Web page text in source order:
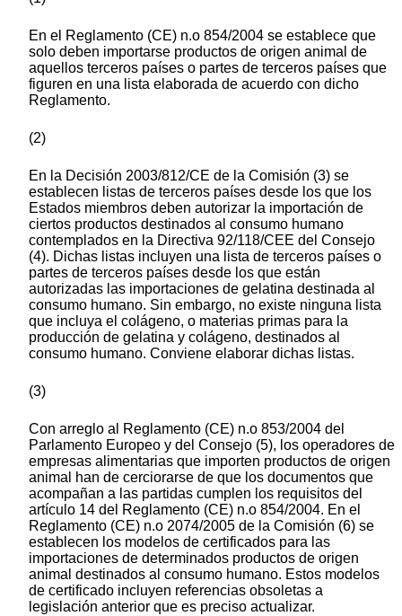
En el Reglamento (CE) n.o 854/2004 se establece que
solo deben importarse productos de origen animal de
aquellos terceros países o partes de terceros países que
figuren en una lista elaborada de acuerdo con dicho
Reglamento.
(2)
En la Decisión 2003/812/CE de la Comisión (3) se
establecen listas de terceros países desde los que los
Estados miembros deben autorizar la importación de
ciertos productos destinados al consumo humano
contemplados en la Directiva 92/118/CEE del Consejo
(4). Dichas listas incluyen una lista de terceros países o
partes de terceros países desde los que están
autorizadas las importaciones de gelatina destinada al
consumo humano. Sin embargo, no existe ninguna lista
que incluya el colágeno, o materias primas para la
producción de gelatina y colágeno, destinados al
consumo humano. Conviene elaborar dichas listas.
(3)
Con arreglo al Reglamento (CE) n.o 853/2004 del
Parlamento Europeo y del Consejo (5), los operadores de
empresas alimentarias que importen productos de origen
animal han de cerciorarse de que los documentos que
acompañan a las partidas cumplen los requisitos del
artículo 14 del Reglamento (CE) n.o 854/2004. En el
Reglamento (CE) n.o 2074/2005 de la Comisión (6) se
establecen los modelos de certificados para las
importaciones de determinados productos de origen
animal destinados al consumo humano. Estos modelos
de certificado incluyen referencias obsoletas a
legislación anterior que es preciso actualizar.